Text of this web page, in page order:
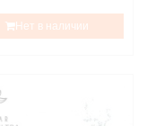
Нет в наличии